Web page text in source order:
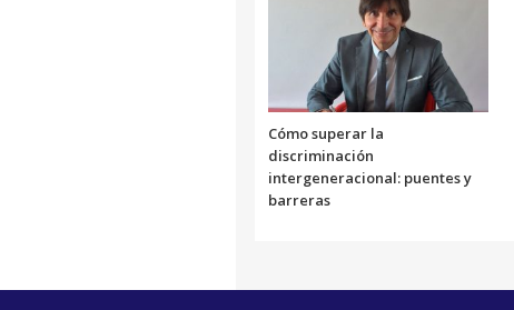
Cómo superar la
discriminación
intergeneracional: puentes y
barreras